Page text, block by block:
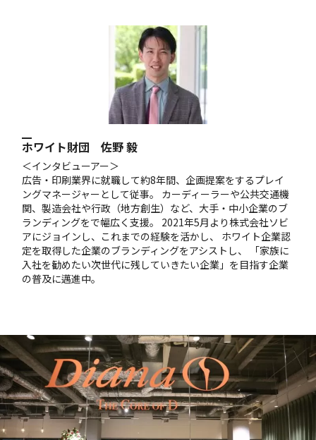
ホワイト財団 佐野 毅
＜インタビューアー＞
広告・印刷業界に就職して約8年間、企画提案をするプレイ
ングマネージャーとして従事。 カーディーラーや公共交通機
関、製造会社や行政（地方創生）など、大手・中小企業のブ
ランディングをで幅広く支援。 2021年5月より株式会社ソビ
アにジョインし、これまでの経験を活かし、 ホワイト企業認
定を取得した企業のブランディングをアシストし、 「家族に
入社を勧めたい次世代に残していきたい企業」を目指す企業
の普及に邁進中。